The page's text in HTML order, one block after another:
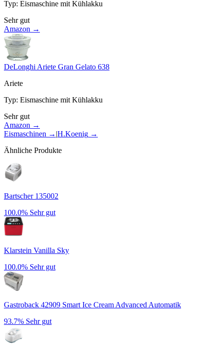
Typ: Eismaschine mit Kühlakku
Sehr gut
Amazon →
DeLonghi Ariete Gran Gelato 638
Ariete
Typ: Eismaschine mit Kühlakku
Sehr gut
Amazon →
Eismaschinen → |H.Koenig →
Ähnliche Produkte
Bartscher 135002
100.0% Sehr gut
Klarstein Vanilla Sky
100.0% Sehr gut
Gastroback 42909 Smart Ice Cream Advanced Automatik
93.7% Sehr gut